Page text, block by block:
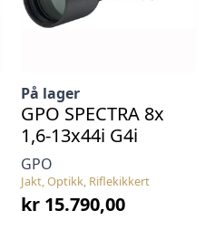
Jakt, Optikk, Riflekikkert
GPO
På lager
GPO SPECTRA 8x
1,6-13x44i G4i
kr 15.790,00